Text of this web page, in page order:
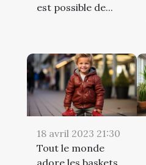
est possible de...
18 avril 2023 21:30
Tout le monde
adore les baskets